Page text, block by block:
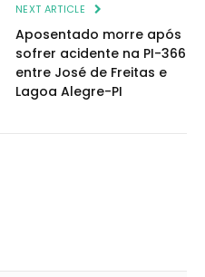
NEXT ARTICLE
Aposentado morre após
sofrer acidente na PI-366
entre José de Freitas e
Lagoa Alegre-PI